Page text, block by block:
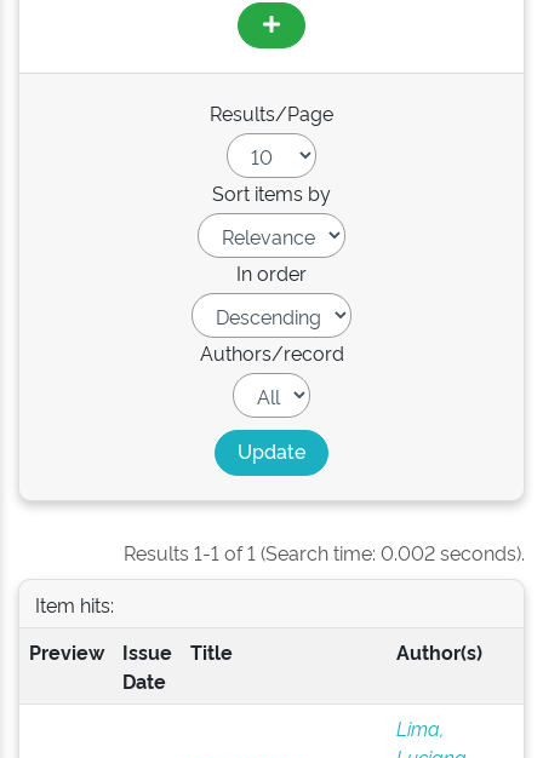
Results/Page
Sort items by
In order
Authors/record
Results 1-1 of 1 (Search time: 0.002 seconds).
Item hits:
Preview
Issue
Date
Title Author(s)
Lima,